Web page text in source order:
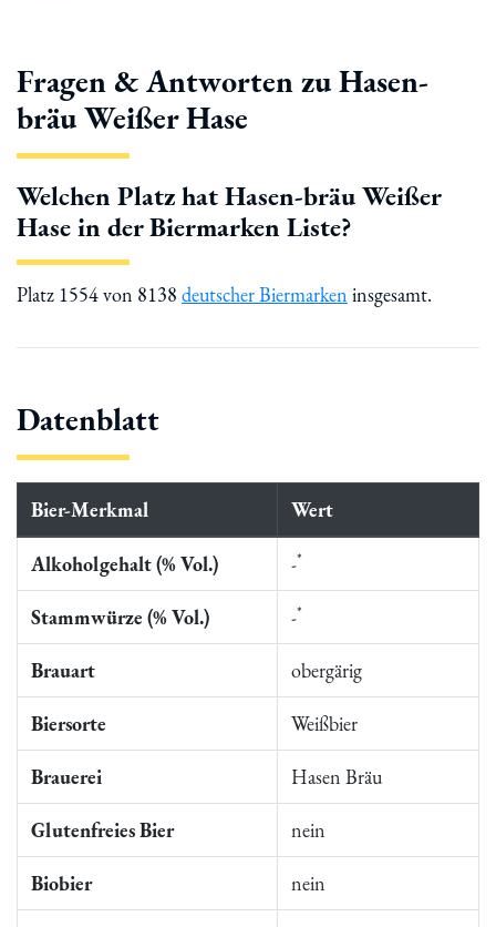
Fragen & Antworten zu Hasen-
bräu Weißer Hase
Welchen Platz hat Hasen-bräu Weißer
Hase in der Biermarken Liste?
Platz 1554 von 8138 deutscher Biermarken insgesamt.
Datenblatt
Bier-Merkmal Wert
Alkoholgehalt (% Vol.) -*
Stammwürze (% Vol.) -*
Brauart obergärig
Biersorte Weißbier
Brauerei Hasen Bräu
Glutenfreies Bier nein
Biobier nein